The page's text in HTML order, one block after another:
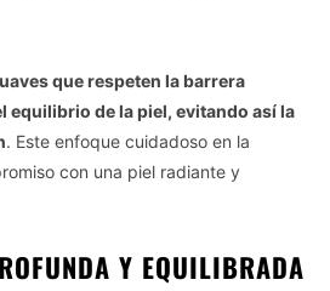
que respeten la barrera
equilibrio de la piel, evitando así la
. Este enfoque cuidadoso en la
con una piel radiante y
Y EQUILIBRADA